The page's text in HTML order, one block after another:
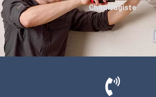
Chauffagiste